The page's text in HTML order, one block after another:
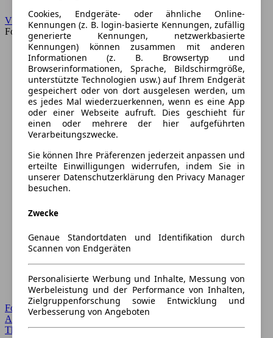
VW
Forum
Forum Startseite
Alle Auto-Foren
Themen-Forum
Cookies, Endgeräte- oder ähnliche Online-
Kennungen (z. B. login-basierte Kennungen, zufällig
generierte Kennungen, netzwerkbasierte
Kennungen) können zusammen mit anderen
Informationen (z. B. Browsertyp und
Browserinformationen, Sprache, Bildschirmgröße,
unterstützte Technologien usw.) auf Ihrem Endgerät
gespeichert oder von dort ausgelesen werden, um
es jedes Mal wiederzuerkennen, wenn es eine App
oder einer Webseite aufruft. Dies geschieht für
einen oder mehrere der hier aufgeführten
Verarbeitungszwecke.
Sie können Ihre Präferenzen jederzeit anpassen und
erteilte Einwilligungen widerrufen, indem Sie in
unserer Datenschutzerklärung den Privacy Manager
besuchen.
Zwecke
Genaue Standortdaten und Identifikation durch
Scannen von Endgeräten
Personalisierte Werbung und Inhalte, Messung von
Werbeleistung und der Performance von Inhalten,
Zielgruppenforschung sowie Entwicklung und
Verbesserung von Angeboten